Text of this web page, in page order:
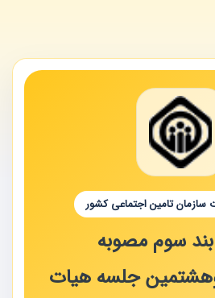
سازمان تامین اجتماعی کشور
سوم مصوبه
جلسه هیات